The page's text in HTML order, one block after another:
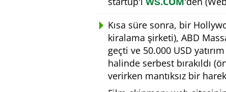
Kısa süre sonra, bir
kiralama şirketi), ABD
geçti ve 50.000 USD
halinde serbest bırakıldı
verirken mantıksız bir